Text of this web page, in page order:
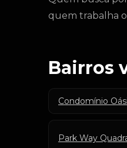
quem trabalha
Bairros
Condomínio
Park Way